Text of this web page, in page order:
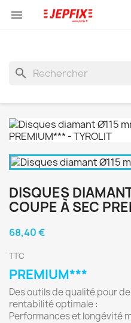

search
DISQUES
COUPE À SEC
68,40 €
TTC
PREMIUM***
Des outils de qualité pour
rentabilité optimale :
Performances et longévité